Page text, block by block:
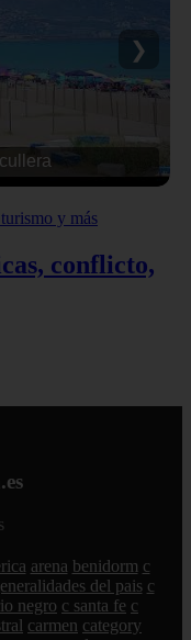
❯
conflicto,
arena benidorm c
del pais c
negro c santa fe c
carmen category